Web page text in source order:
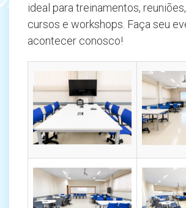
ideal para treinamentos,
cursos e workshops. Faça seu
acontecer conosco!